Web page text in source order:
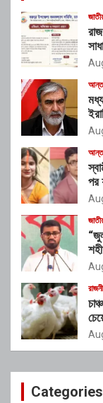
পর
Categories